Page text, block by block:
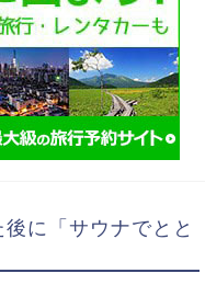
に「サウナでとと